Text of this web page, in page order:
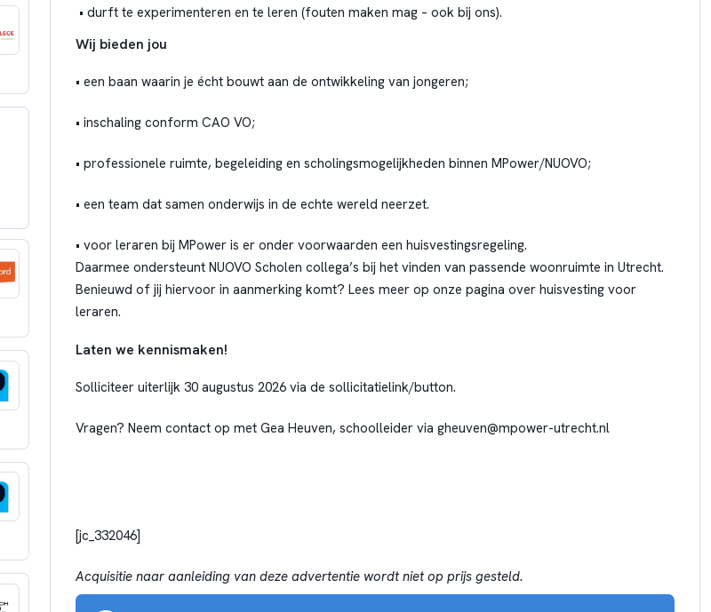
• durft te experimenteren en te leren (fouten maken mag – ook bij ons).
Wij bieden jou
• een baan waarin je écht bouwt aan de ontwikkeling van jongeren;
• inschaling conform CAO VO;
• professionele ruimte, begeleiding en scholingsmogelijkheden binnen MPower/NUOVO;
• een team dat samen onderwijs in de echte wereld neerzet.
• voor leraren bij MPower is er onder voorwaarden een huisvestingsregeling.
Daarmee ondersteunt NUOVO Scholen collega’s bij het vinden van passende woonruimte in Utrecht.
Benieuwd of jij hiervoor in aanmerking komt? Lees meer op onze pagina over huisvesting voor
leraren.
Laten we kennismaken!
Solliciteer uiterlijk 30 augustus 2026 via de sollicitatielink/button.
Vragen? Neem contact op met Gea Heuven, schoolleider via gheuven@mpower-utrecht.nl
[jc_332046]
Acquisitie naar aanleiding van deze advertentie wordt niet op prijs gesteld.